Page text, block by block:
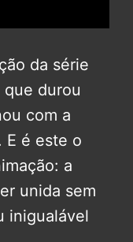
da série
que durou
com a
E é este o
a
unida sem
inigualável